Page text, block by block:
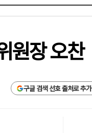
원장 오찬
구글 검색 선호 출처로 추가